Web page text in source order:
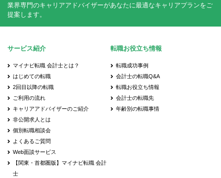
業界専門のキャリアアドバイザーがあなたに最適なキャリアプランをご
提案します。
サービス紹介
マイナビ転職 会計士とは？
はじめての転職
2回目以降の転職
ご利用の流れ
キャリアアドバイザーのご紹介
非公開求人とは
個別転職相談会
よくあるご質問
Web面談サービス
【関東・首都圏版】マイナビ転職 会計
士
転職お役立ち情報
転職成功事例
会計士の転職Q&A
転職お役立ち情報
会計士の転職先
年齢別の転職事情